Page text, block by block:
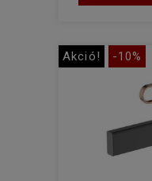
Akció! -10%